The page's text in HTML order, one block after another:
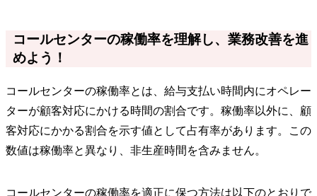
コールセンターの稼働率を理解し、業務改善を進
めよう！
コールセンターの稼働率とは、給与支払い時間内にオペレー
ターが顧客対応にかける時間の割合です。稼働率以外に、顧
客対応にかかる割合を示す値として占有率があります。この
数値は稼働率と異なり、非生産時間を含みません。
コールセンターの稼働率を適正に保つ方法は以下のとおりで